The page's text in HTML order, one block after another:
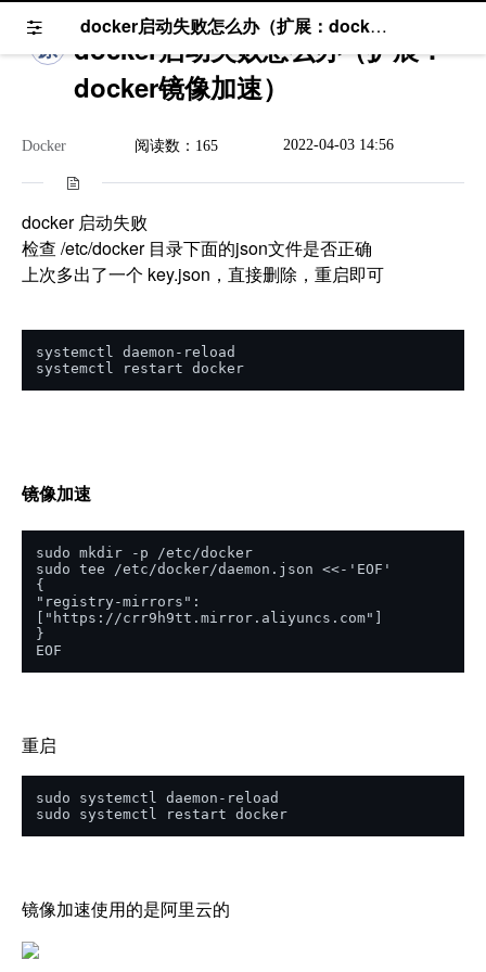
docker启动失败怎么办（扩展：docker镜像加速）
原 docker启动失败怎么办（扩展：
docker镜像加速）
Docker 阅读数：165 2022-04-03 14:56
docker 启动失败
检查 /etc/docker 目录下面的json文件是否正确
上次多出了一个 key.json，直接删除，重启即可
systemctl daemon-reload
systemctl restart docker
镜像加速
sudo mkdir -p /etc/docker
sudo tee /etc/docker/daemon.json <<-'EOF'
{
"registry-mirrors":
["https://crr9h9tt.mirror.aliyuncs.com"]
}
EOF
重启
sudo systemctl daemon-reload
sudo systemctl restart docker
镜像加速使用的是阿里云的